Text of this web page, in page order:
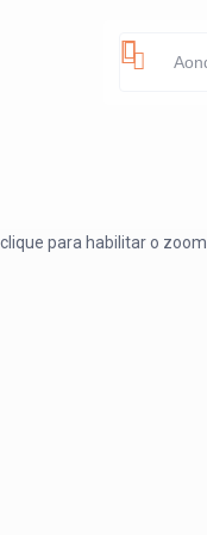
clique para habilitar o zoom